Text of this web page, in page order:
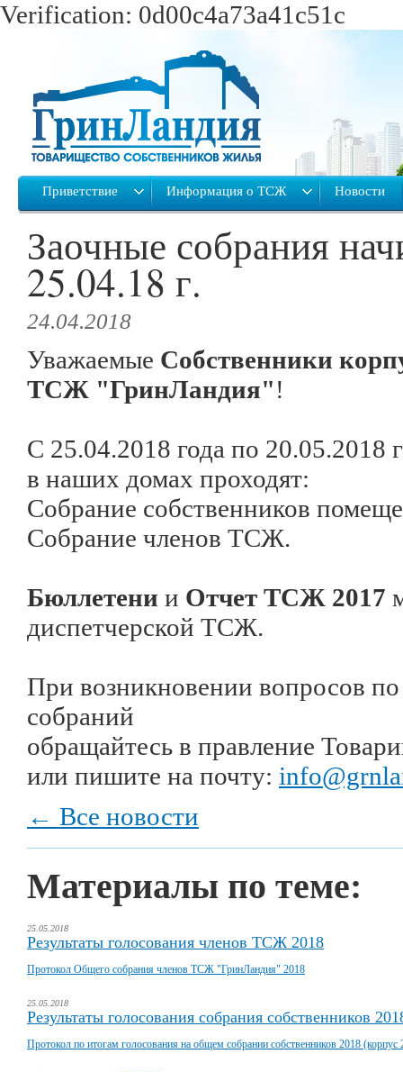
Verification: 0d00c4a73a41c51c
Приветствие Информация о ТСЖ Новости
Заочные собрания
25.04.18 г.
24.04.2018
Уважаемые Собственники
ТСЖ "ГринЛандия"!
С 25.04.2018 года по 20.05.2018
в наших домах проходят:
Собрание собственников
Собрание членов ТСЖ.
Бюллетени и Отчет ТСЖ 2017
диспетчерской ТСЖ.
При возникновении вопросов по
собраний
обращайтесь в правление
или пишите на почту:
← Все новости
Материалы по теме:
25.05.2018
Результаты голосования членов ТСЖ 2018
Протокол Общего собрания членов ТСЖ "ГринЛандия" 2018
25.05.2018
Результаты голосования собрания собственников
Протокол по итогам голосования на общем собрании собственников 2018 (корпус